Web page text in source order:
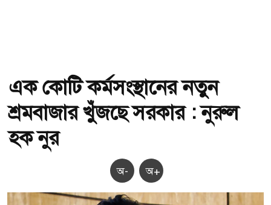
এক কোটি কর্মসংস্থানের নতুন
শ্রমবাজার খুঁজছে সরকার : নুরুল
হক নুর
অ- অ+